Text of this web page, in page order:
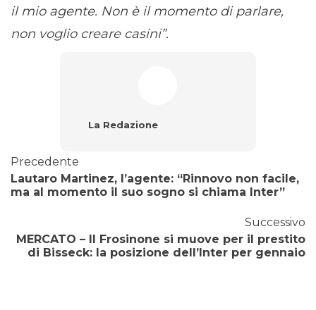
il mio agente. Non è il momento di parlare,
non voglio creare casini”.
La Redazione
Precedente
Lautaro Martinez, l’agente: “Rinnovo non facile,
ma al momento il suo sogno si chiama Inter”
Successivo
MERCATO – Il Frosinone si muove per il prestito
di Bisseck: la posizione dell’Inter per gennaio